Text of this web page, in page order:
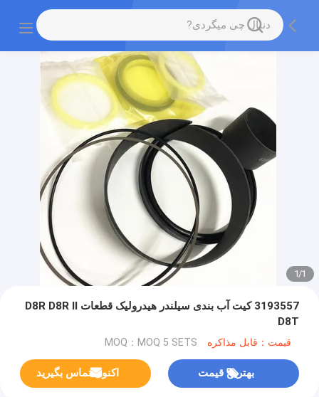
1
/
1
3193557 کیت آب بندی سیلندر هیدرولیک قطعات D8R D8R II
D8T
قیمت：قابل مذاکره MOQ：MOQ 5 SETS
بهترین قیمت اکنون تماس بگیرید